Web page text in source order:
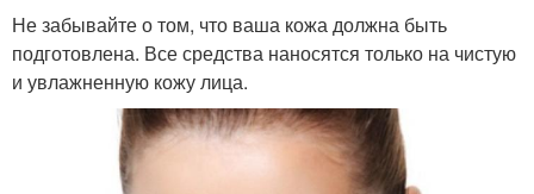
Не забывайте о том, что ваша кожа должна быть
подготовлена. Все средства наносятся только на чистую
и увлажненную кожу лица.